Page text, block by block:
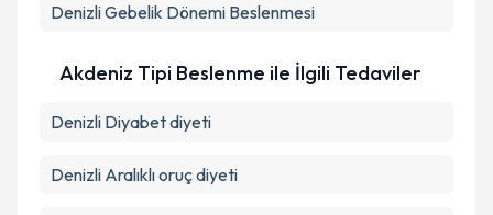
Denizli Gebelik Dönemi Beslenmesi
Akdeniz Tipi Beslenme ile İlgili Tedaviler
Denizli Diyabet diyeti
Denizli Aralıklı oruç diyeti